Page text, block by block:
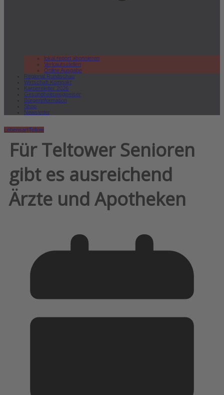
lokal.report abonnieren
Verkaufsstellen
Online Ausgabe
Regional Rundschau
Wirtschaft.Kompakt
Karriereleiter 2026
Gesundheitswegweiser
Bürgerinformation
Shop
Newsletter
LebensartTeltow
Für Teltower Senioren
gibt es ausreichend
Ärzte und Apotheken